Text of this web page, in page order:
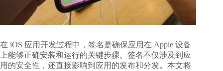
在 iOS 应用开发过程中，签名是确保应用在 Apple 设备
上能够正确安装和运行的关键步骤。签名不仅涉及到应
用的安全性，还直接影响到应用的发布和分发。本文将